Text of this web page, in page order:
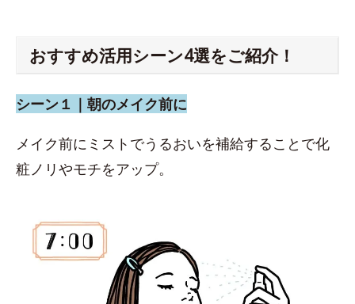
おすすめ活用シーン4選をご紹介！
シーン１｜朝のメイク前に
メイク前にミストでうるおいを補給することで化
粧ノリやモチをアップ。